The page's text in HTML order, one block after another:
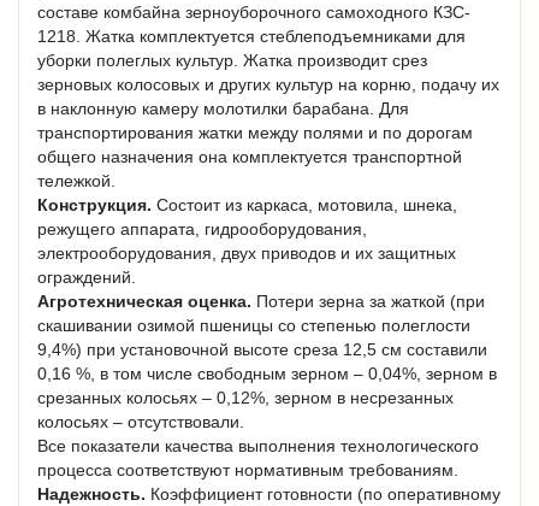
составе комбайна зерноуборочного самоходного КЗC-
1218. Жатка комплектуется стеблеподъемниками для
уборки полеглых культур. Жатка производит срез
зерновых колосовых и других культур на корню, подачу их
в наклонную камеру молотилки барабана. Для
транспортирования жатки между полями и по дорогам
общего назначения она комплектуется транспортной
тележкой.
Конструкция. Состоит из каркаса, мотовила, шнека,
режущего аппарата, гидрооборудования,
электрооборудования, двух приводов и их защитных
ограждений.
Агротехническая оценка. Потери зерна за жаткой (при
скашивании озимой пшеницы со степенью полеглости
9,4%) при установочной высоте среза 12,5 см составили
0,16 %, в том числе свободным зерном – 0,04%, зерном в
срезанных колосьях – 0,12%, зерном в несрезанных
колосьях – отсутствовали.
Все показатели качества выполнения технологического
процесса соответ­ствуют нормативным требованиям.
Надежность. Коэффициент готовности (по оперативному